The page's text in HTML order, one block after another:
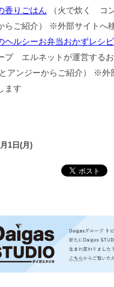
香りごはん （火で炊く コ
らご紹介） ※外部サイトへ
ヘルシーお弁当おかずレシピ
プ エルネットが運営する
アンジーからご紹介） ※外
ます
1日(月)